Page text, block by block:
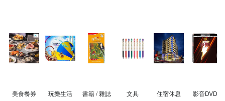
美食餐券 玩樂生活 書籍 / 雜誌 文具 住宿休息 影音DVD